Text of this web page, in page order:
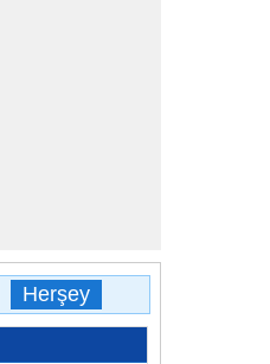
Herşey